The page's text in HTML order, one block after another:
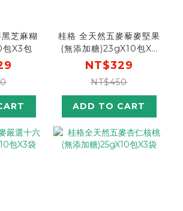
芝麻糊
X3包
桂格 全天然五麥藜麥堅果
(無添加糖)23gX10包X3
袋
NT$329
NT$450
ADD TO CART